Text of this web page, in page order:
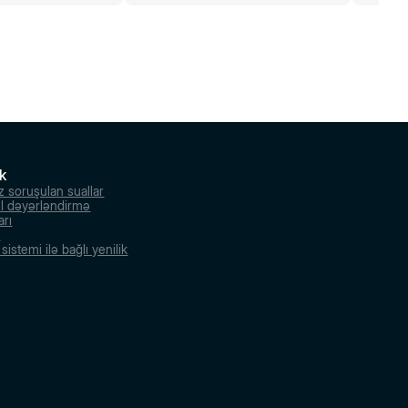
soruşulan suallar
dəyərləndirmə
ilə bağlı yenilik